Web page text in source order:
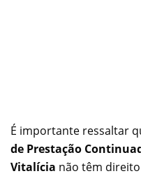
É importante ressaltar
de Prestação
Vitalícia não têm